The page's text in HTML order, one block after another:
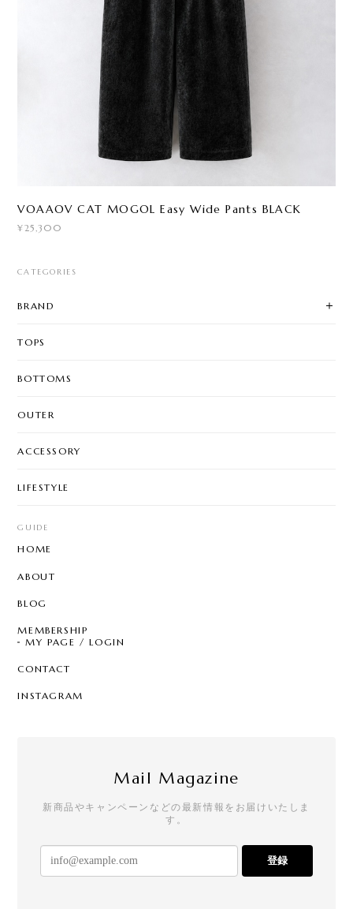
VOAAOV CAT MOGOL Easy Wide Pants BLACK
¥25,300
CATEGORIES
BRAND
TOPS
BOTTOMS
OUTER
ACCESSORY
LIFESTYLE
GUIDE
HOME
ABOUT
BLOG
MEMBERSHIP
MY PAGE / LOGIN
CONTACT
INSTAGRAM
Mail Magazine
新商品やキャンペーンなどの最新情報をお届けいたしま
す。
登録